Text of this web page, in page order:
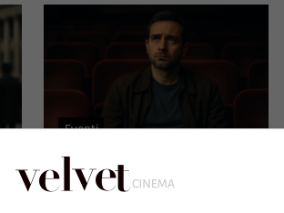
Eventi
Al cinema italiano manca una